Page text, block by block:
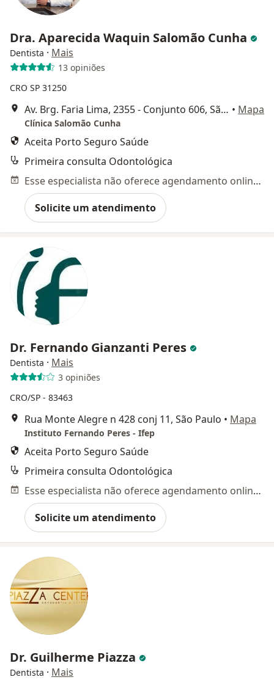
Dra. Aparecida Waquin Salomão Cunha
Dentista · Mais
13 opiniões
CRO SP 31250
Av. Brg. Faria Lima, 2355 - Conjunto 606, São Paulo • Mapa
Clínica Salomão Cunha
Aceita Porto Seguro Saúde
Primeira consulta Odontológica
Esse especialista não oferece agendamento online para esse endereço.
Solicite um atendimento
Dr. Fernando Gianzanti Peres
Dentista · Mais
3 opiniões
CRO/SP - 83463
Rua Monte Alegre n 428 conj 11, São Paulo • Mapa
Instituto Fernando Peres - Ifep
Aceita Porto Seguro Saúde
Primeira consulta Odontológica
Esse especialista não oferece agendamento online para esse endereço.
Solicite um atendimento
Dr. Guilherme Piazza
Dentista · Mais